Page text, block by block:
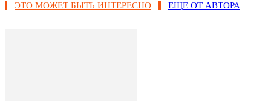
ЭТО МОЖЕТ БЫТЬ ИНТЕРЕСНО ЕЩЕ ОТ АВТОРА